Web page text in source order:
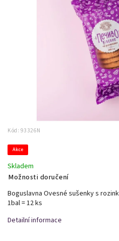
Kód: 93326N
Akce
Skladem
Možnosti doručení
Boguslavna Ovesné sušenky s
1bal = 12 ks
Detailní informace